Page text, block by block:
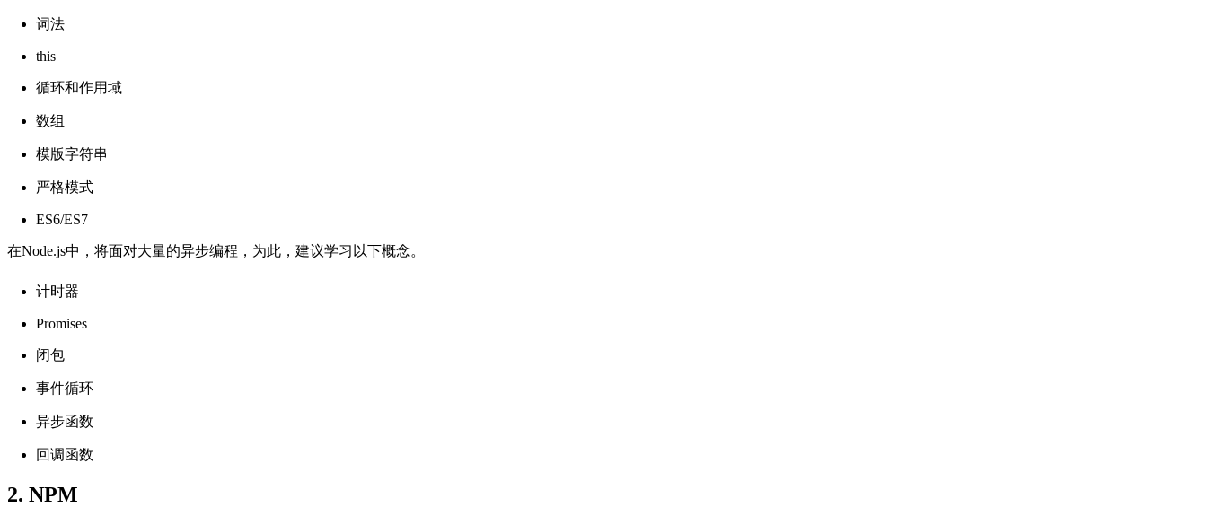
词法
this
循环和作用域
数组
模版字符串
严格模式
ES6/ES7
在Node.js中，将面对大量的异步编程，为此，建议学习以下概念。
计时器
Promises
闭包
事件循环
异步函数
回调函数
2. NPM